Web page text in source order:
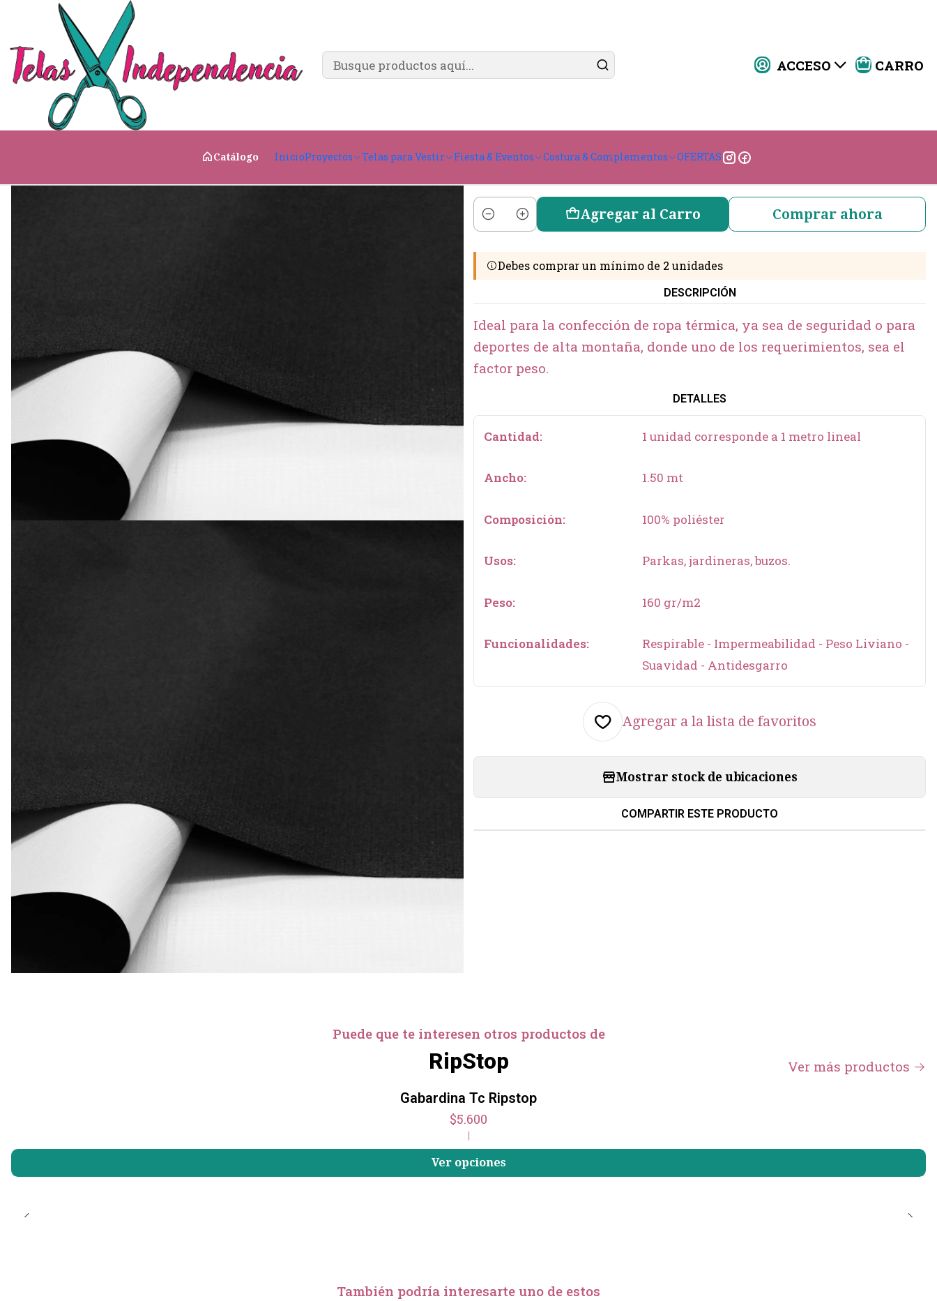
ACCESO CARRO
Catálogo InicioProyectos Telas para Vestir Fiesta & Eventos Costura & Complementos OFERTAS
Telas Técnicas
Hipora Lite Rip-Stop TPU
Cantidad
Agregar al Carro Comprar ahora
Debes comprar un mínimo de 2 unidades
DESCRIPCIÓN
Ideal para la confección de ropa térmica, ya sea de seguridad o para
deportes de alta montaña, donde uno de los requerimientos, sea el
factor peso.
DETALLES
Cantidad: 1 unidad corresponde a 1 metro lineal
Ancho: 1.50 mt
Composición: 100% poliéster
Usos: Parkas, jardineras, buzos.
Peso: 160 gr/m2
Funcionalidades:
Respirable - Impermeabilidad - Peso Liviano -
Suavidad - Antidesgarro
Agregar a la lista de favoritos
Mostrar stock de ubicaciones
COMPARTIR ESTE PRODUCTO
Puede que te interesen otros productos de
RipStop Ver más productos
Gabardina Tc Ripstop
$5.600
|
Ver opciones
También podría interesarte uno de estos